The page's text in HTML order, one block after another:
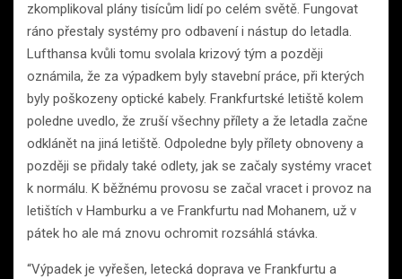
zkomplikoval plány tisícům lidí po celém světě. Fungovat
ráno přestaly systémy pro odbavení i nástup do letadla.
Lufthansa kvůli tomu svolala krizový tým a později
oznámila, že za výpadkem byly stavební práce, při kterých
byly poškozeny optické kabely. Frankfurtské letiště kolem
poledne uvedlo, že zruší všechny přílety a že letadla začne
odklánět na jiná letiště. Odpoledne byly přílety obnoveny a
později se přidaly také odlety, jak se začaly systémy vracet
k normálu. K běžnému provosu se začal vracet i provoz na
letištích v Hamburku a ve Frankfurtu nad Mohanem, už v
pátek ho ale má znovu ochromit rozsáhlá stávka.
“Výpadek je vyřešen, letecká doprava ve Frankfurtu a